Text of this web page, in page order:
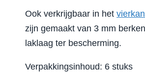
Ook verkrijgbaar in het
zijn gemaakt van 3 mm
laklaag ter bescherming.
Verpakkingsinhoud: 6 stuks